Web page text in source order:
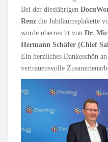
Bei der diesjährigen
Renz die Jubiläumsplakette
wurde überreicht von Dr.
Hermann Schäfer (Chief
Ein herzliches Dankeschön
vertrauensvolle